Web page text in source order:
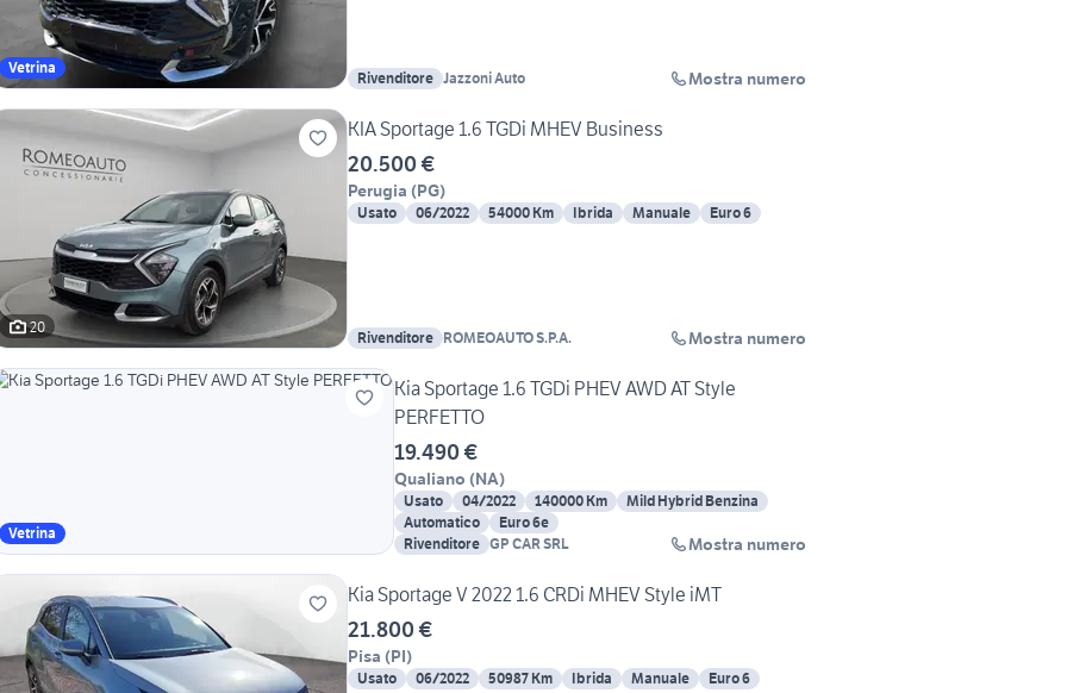
Vetrina
Rivenditore Jazzoni Auto Mostra numero
20
KIA Sportage 1.6 TGDi MHEV Business
20.500 €
Perugia (PG)
Usato 06/2022 54000 Km Ibrida Manuale Euro 6
Rivenditore ROMEOAUTO S.P.A. Mostra numero
Vetrina
Kia Sportage 1.6 TGDi PHEV AWD AT Style
PERFETTO
19.490 €
Qualiano (NA)
Usato 04/2022 140000 Km
Mild Hybrid Benzina
Automatico
Euro 6e
Rivenditore GP CAR SRL Mostra numero
Kia Sportage V 2022 1.6 CRDi MHEV Style iMT
21.800 €
Pisa (PI)
Usato 06/2022 50987 Km Ibrida Manuale Euro 6